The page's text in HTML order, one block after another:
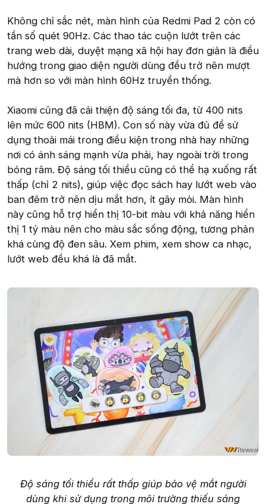
Không chỉ sắc nét, màn hình của Redmi Pad 2 còn có
tần số quét 90Hz. Các thao tác cuộn lướt trên các
trang web dài, duyệt mạng xã hội hay đơn giản là điều
hướng trong giao diện người dùng đều trở nên mượt
mà hơn so với màn hình 60Hz truyền thống.
Xiaomi cũng đã cải thiện độ sáng tối đa, từ 400 nits
lên mức 600 nits (HBM). Con số này vừa đủ để sử
dụng thoải mái trong điều kiện trong nhà hay những
nơi có ánh sáng mạnh vừa phải, hay ngoài trời trong
bóng râm. Độ sáng tối thiểu cũng có thể hạ xuống rất
thấp (chỉ 2 nits), giúp việc đọc sách hay lướt web vào
ban đêm trở nên dịu mắt hơn, ít gây mỏi. Màn hình
này cũng hỗ trợ hiển thị 10-bit màu với khả năng hiển
thị 1 tỷ màu nên cho màu sắc sống động, tương phản
khá cùng độ đen sâu. Xem phim, xem show ca nhạc,
lướt web đều khá là đã mắt.
Độ sáng tối thiểu rất thấp giúp bảo vệ mắt người
dùng khi sử dụng trong môi trường thiếu sáng